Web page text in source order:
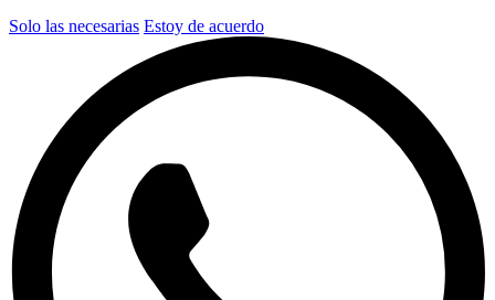
Solo las necesarias Estoy de acuerdo